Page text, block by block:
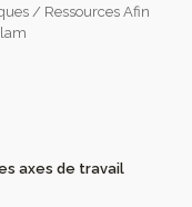
/ Ressources Afin
axes de travail